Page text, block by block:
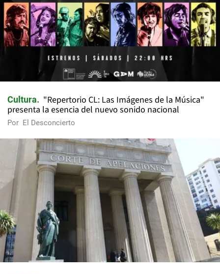
Cultura
"Repertorio CL: Las Imágenes de la Música"
presenta la esencia del nuevo sonido nacional
Por El Desconcierto